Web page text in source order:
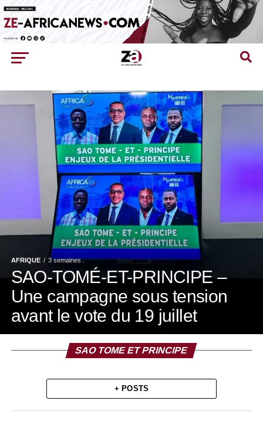
AFRIQUE 3 semaines .
SAO-TOMÉ-ET-PRINCIPE –
Une campagne sous tension
avant le vote du 19 juillet
SAO TOME ET PRINCIPE
+ POSTS